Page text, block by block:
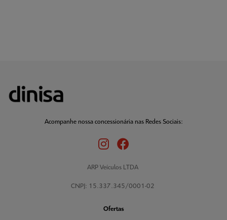
Acompanhe nossa concessionária nas Redes Sociais:
ARP Veículos LTDA
CNPJ: 15.337.345/0001-02
Ofertas